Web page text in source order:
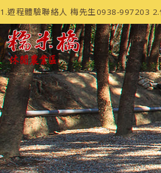
1.遊程體驗聯絡人 梅先生0938-997203